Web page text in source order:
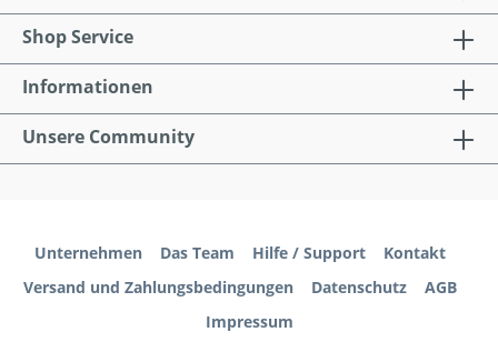
Shop Service
Informationen
Unsere Community
Unternehmen Das Team Hilfe / Support
Kontakt
Versand und Zahlungsbedingungen
Datenschutz
AGB
Impressum